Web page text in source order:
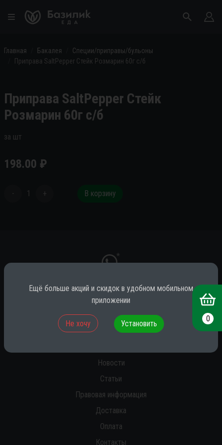
Главная Бакалея
Специи/приправы/бульоны
Приправа SaltPepper Стейк Розмарин 60г с/б
Приправа SaltPepper Стейк
Розмарин 60г с/б
за шт
198.00 ₽
- 1 + В корзину
*
* принадлежит компании Meta (признана экстремистской на территории
Новости
Статьи
Правовая информация
Доставка
Оплата
Контакты
0
Ещё больше акций и скидок в удобном мобильном
приложении
Не хочу Установить